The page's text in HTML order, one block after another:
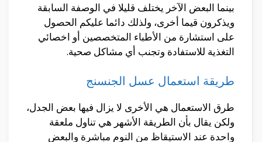
بينما البعض الآخر يختلف قليلا في الوصفة السابقة
ويذكرون قيما أخرى، ولذلك دائما عليكم الحصول
على استشارة من الأطباء المتخصصين أو اخصائي
التغذية للاستفادة وتجنب أي مشاكل صحية.
طريقة استعمال عسل الجنسنج
طرق الاستعمال هي الأخرى لا يزال فيها بعض الجدل،
ولكن يقال بأن الطريقة الأشهر هي تناول ملعقة
واحدة عند الاستيقاظ من النوم مباشرة والبعض